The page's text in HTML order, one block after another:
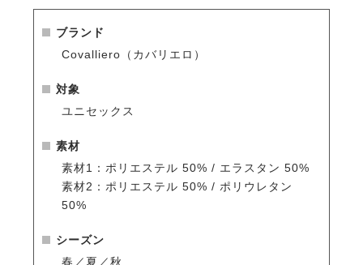
ブランド
Covalliero（カバリエロ）
対象
ユニセックス
素材
素材1：ポリエステル 50% / エラスタン 50%
素材2：ポリエステル 50% / ポリウレタン
50%
シーズン
春／夏／秋